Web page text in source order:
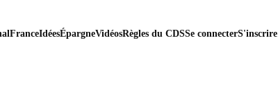
FranceIdéesÉpargneVidéosRègles du CDSSe connecterS'inscrire